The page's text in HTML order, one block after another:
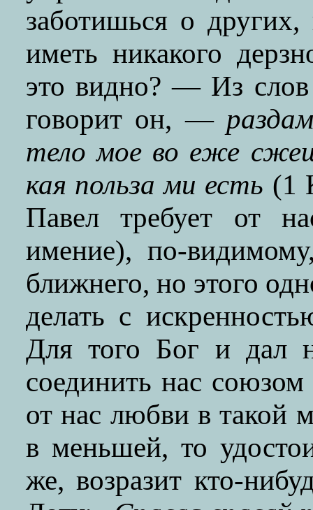
заботишься о
иметь никакого
это видно? — Из
говорит он, —
тело мое во еже
кая польза ми есть (1
Павел требует от
имение), по-
ближнего, но этого
делать с
Для того Бог и дал
соединить нас
от нас любви в такой
в меньшей, то
же, возразит кто-